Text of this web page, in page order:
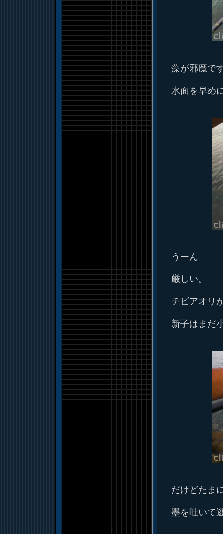
藻が邪魔で
水面を早め
うーん
厳しい。
チビアオリ
新子はまだ
だけどたま
墨を吐いて